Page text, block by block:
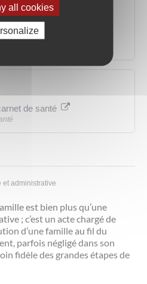
de santé
et administrative
est bien plus qu’une
; c’est un acte chargé de
d’une famille au fil du
parfois négligé dans son
fidèle des grandes étapes de
all cookies